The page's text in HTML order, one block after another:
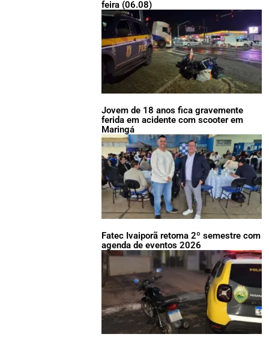
feira (06.08)
Jovem de 18 anos fica gravemente
ferida em acidente com scooter em
Maringá
Fatec Ivaiporã retoma 2º semestre com
agenda de eventos 2026